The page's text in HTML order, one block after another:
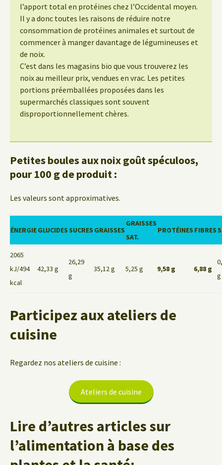
l’apport total en protéines chez l’Occidental moyen.
Il y a donc toutes les raisons de réduire notre
consommation de protéines animales et surtout de
commencer à manger davantage de légumineuses et
de noix.
C’est dans les magasins bio que vous trouverez les
noix au meilleur prix, vendues en vrac. Les petites
portions préemballées proposées dans les
supermarchés classiques sont souvent
disproportionnellement chères.
Petites boules aux noix goût spéculoos,
pour 100 g de produit :
Les valeurs sont approximatives.
ÉNERGIEGLUCIDESSUCRES GRAISSES
GRAISSES
SAT.
PROTÉINES FIBRES
2065
kJ/494
kcal
42,33 g
26,29
g
35,12 g 5,25 g 9,58 g 6,88 g
g
Participez aux ateliers de
cuisine
Regardez nos ateliers de cuisine :
Ateliers de cuisine
Lire d’autres articles sur
l’alimentation à base des